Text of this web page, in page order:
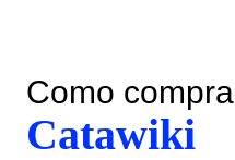
Como
Catawiki